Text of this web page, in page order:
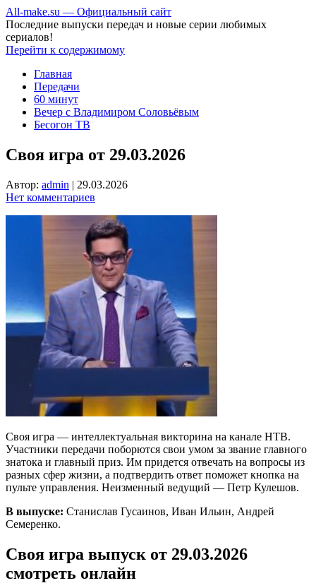
All-make.su — Официальный сайт
Последние выпуски передач и новые серии любимых
сериалов!
Перейти к содержимому
Главная
Передачи
60 минут
Вечер с Владимиром Соловьёвым
Бесогон ТВ
Своя игра от 29.03.2026
Автор: admin | 29.03.2026
Нет комментариев
Своя игра — интеллектуальная викторина на канале НТВ.
Участники передачи поборются свои умом за звание главного
знатока и главный приз. Им придется отвечать на вопросы из
разных сфер жизни, а подтвердить ответ поможет кнопка на
пульте управления. Неизменный ведущий — Петр Кулешов.
В выпуске: Станислав Гусаинов, Иван Ильин, Андрей
Семеренко.
Своя игра выпуск от 29.03.2026
смотреть онлайн